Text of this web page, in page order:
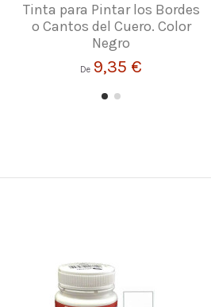
Tinta para Pintar los Bordes
o Cantos del Cuero. Color
Negro
De 9,35 €